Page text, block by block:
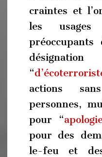
craintes et
les usages
désignation
“
actions
personnes,
pour “
pour des
le-feu et